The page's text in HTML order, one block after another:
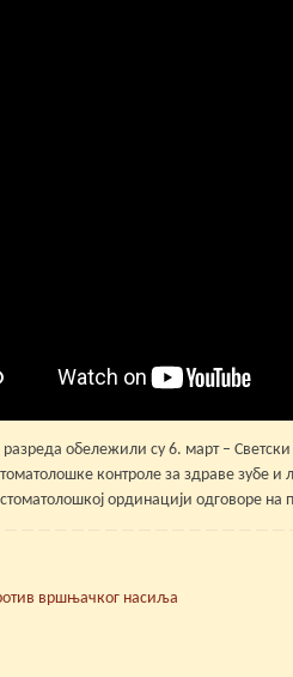
обележили су 6. март – Светски
контроле за здраве зубе
ординацији одговоре на
вршњачког насиља